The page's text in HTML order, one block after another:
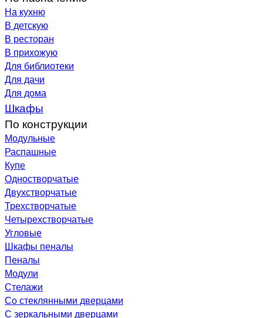
На кухню
В детскую
В ресторан
В прихожую
Для библиотеки
Для дачи
Для дома
Шкафы
По конструкции
Модульные
Распашные
Купе
Одностворчатые
Двухстворчатые
Трехстворчатые
Четырехстворчатые
Угловые
Шкафы пеналы
Пеналы
Модули
Стелажи
Со стеклянными дверцами
С зеркальными дверцами